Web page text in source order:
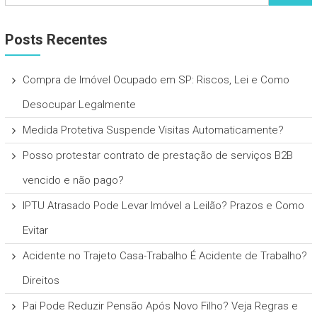
Posts Recentes
Compra de Imóvel Ocupado em SP: Riscos, Lei e Como
Desocupar Legalmente
Medida Protetiva Suspende Visitas Automaticamente?
Posso protestar contrato de prestação de serviços B2B
vencido e não pago?
IPTU Atrasado Pode Levar Imóvel a Leilão? Prazos e Como
Evitar
Acidente no Trajeto Casa-Trabalho É Acidente de Trabalho?
Direitos
Pai Pode Reduzir Pensão Após Novo Filho? Veja Regras e